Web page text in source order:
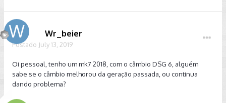
Wr_beier
Postado July 13, 2019
Oi pessoal, tenho um mk7 2018, com o câmbio DSG 6, alguém
sabe se o câmbio melhorou da geração passada, ou continua
dando problema?